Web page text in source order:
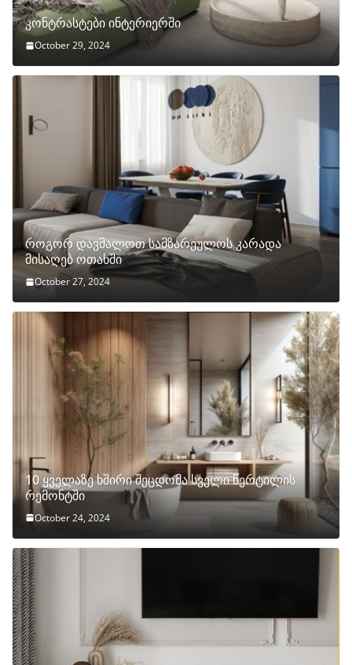
კონტრასტები ინტერიერში
October 29, 2024
როგორ დავმალოთ სამზარეულოს კარადა
მისაღებ ოთახში
October 27, 2024
10 ყველაზე ხშირი შეცდომა სველი წერტილის
რემონტში
October 24, 2024